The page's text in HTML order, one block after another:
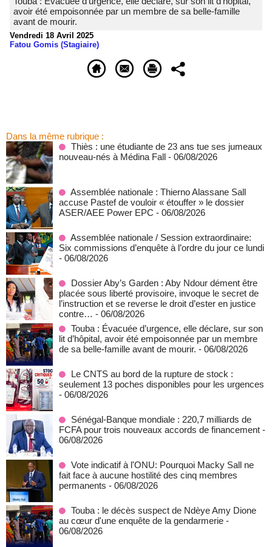
avoir été empoisonnée par un membre de sa belle-famille
avant de mourir.
Vendredi 18 Avril 2025
Fatou Gomis (Stagiaire)
Dans la même rubrique :
Thiès : une étudiante de 23 ans tue ses jumeaux
nouveau-nés à Médina Fall - 06/08/2026
Assemblée nationale : Thierno Alassane Sall
accuse Pastef de vouloir « étouffer » le dossier
ASER/AEE Power EPC - 06/08/2026
Assemblée nationale / Session extraordinaire:
Six commissions d’enquête à l’ordre du jour ce lundi
- 06/08/2026
Dossier Aby’s Garden : Aby Ndour dément être
placée sous liberté provisoire, invoque le secret de
l’instruction et se reverse le droit d’ester en justice
contre… - 06/08/2026
Touba : Évacuée d’urgence, elle déclare, sur son
lit d’hôpital, avoir été empoisonnée par un membre
de sa belle-famille avant de mourir. - 06/08/2026
Le CNTS au bord de la rupture de stock :
seulement 13 poches disponibles pour les urgences
- 06/08/2026
Sénégal-Banque mondiale : 220,7 milliards de
FCFA pour trois nouveaux accords de financement -
06/08/2026
Vote indicatif à l'ONU: Pourquoi Macky Sall ne
fait face à aucune hostilité des cinq membres
permanents - 06/08/2026
Touba : le décès suspect de Ndèye Amy Dione
au cœur d'une enquête de la gendarmerie -
06/08/2026